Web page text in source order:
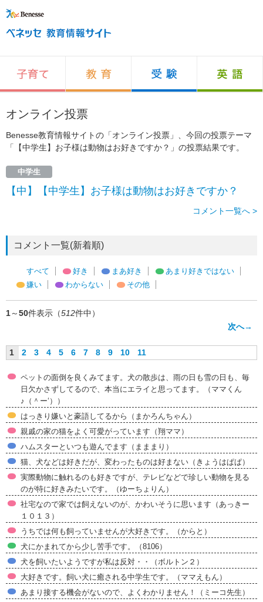
オンライン投票
Benesse教育情報サイトの「オンライン投票」、今回の投票テーマ
「【中学生】お子様は動物はお好きですか？」の投票結果です。
中学生
【中】【中学生】お子様は動物はお好きですか？
コメント一覧へ >
コメント一覧(新着順)
すべて 好き まあ好き
あまり好きではない
嫌い
わからない その他
1～50件表示（512件中）
次へ→
1 2 3 4 5 6 7 8 9 10 11
ペットの面倒を良くみてます。犬の散歩は、雨の日も雪の日も、毎
日欠かさずしてるので、本当にエライと思ってます。（ママくん
♪（＾ー‘））
はっきり嫌いと豪語してるから（まかろんちゃん）
親戚の家の猫をよく可愛がっています（翔ママ）
ハムスターといつも遊んでます（まままり）
猫、犬などは好きだが、変わったものは好まない（きょうはぱぱ）
実際動物に触れるのも好きですが、テレビなどで珍しい動物を見る
のが特に好きみたいです。（ゆーちょりん）
社宅なので家では飼えないのが、かわいそうに思います（あっきー
１０１３）
うちでは何も飼っていませんが大好きです。（からと）
犬にかまれてから少し苦手です。（8106）
犬を飼いたいようですが私は反対・・（ボルトン２）
大好きです。飼い犬に癒される中学生です。（ママえもん）
あまり接する機会がないので、よくわかりません！（ミーコ先生）